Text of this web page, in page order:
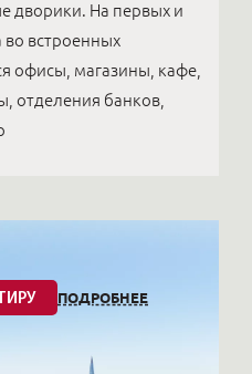
дворики. На первых и
во встроенных
офисы, магазины, кафе,
отделения банков,
ПОДРОБНЕЕ